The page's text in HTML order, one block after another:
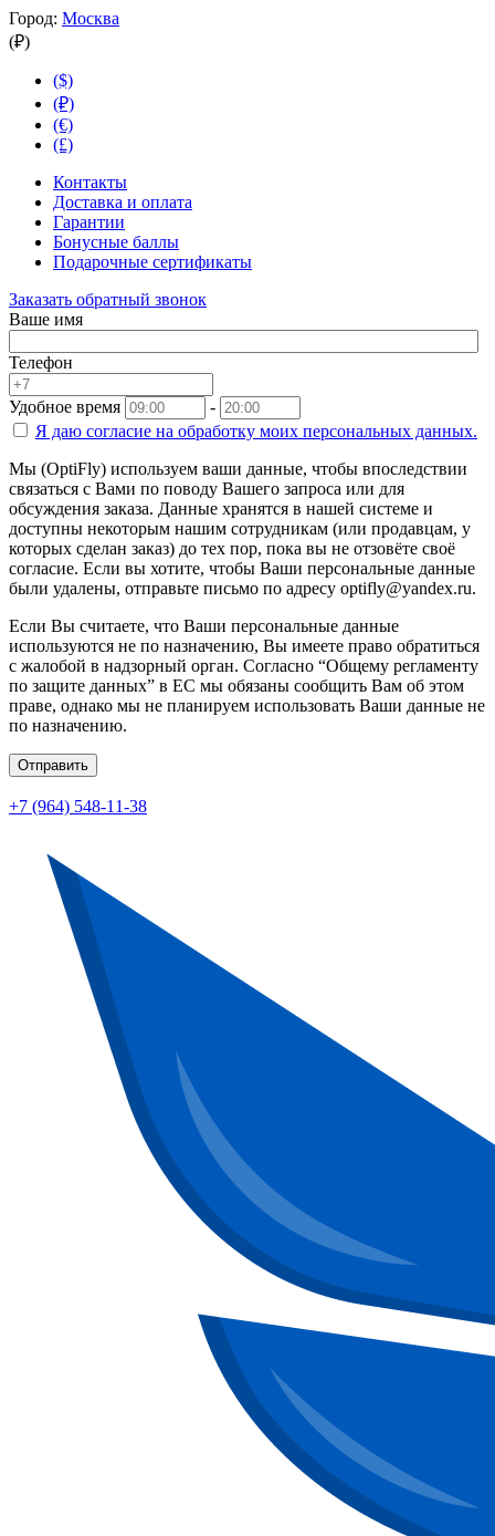
Город: Москва
(₽)
($)
(₽)
(€)
(£)
Контакты
Доставка и оплата
Гарантии
Бонусные баллы
Подарочные сертификаты
Заказать обратный звонок
Ваше имя
Телефон
Удобное время
-
Я даю согласие на обработку моих персональных данных.
Мы (OptiFly) используем ваши данные, чтобы впоследствии
связаться с Вами по поводу Вашего запроса или для
обсуждения заказа. Данные хранятся в нашей системе и
доступны некоторым нашим сотрудникам (или продавцам, у
которых сделан заказ) до тех пор, пока вы не отзовёте своё
согласие. Если вы хотите, чтобы Ваши персональные данные
были удалены, отправьте письмо по адресу optifly@yandex.ru.
Если Вы считаете, что Ваши персональные данные
используются не по назначению, Вы имеете право обратиться
с жалобой в надзорный орган. Согласно “Общему регламенту
по защите данных” в ЕС мы обязаны сообщить Вам об этом
праве, однако мы не планируем использовать Ваши данные не
по назначению.
Отправить
+7 (964) 548-11-38